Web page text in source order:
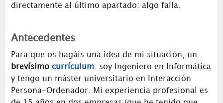
directamente al último apartado: algo falla.
Antecedentes
Para que os hagáis una idea de mi situación, un
brevísimo currículum: soy Ingeniero en Informática
y tengo un máster universitario en Interacción
Persona-Ordenador. Mi experiencia profesional es